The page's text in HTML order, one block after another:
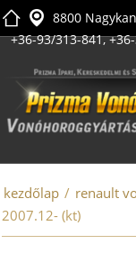
8800
+36-93/313-841,
kezdőlap / renault
2007.12- (kt)